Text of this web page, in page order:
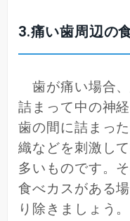
3.痛い歯周辺の
歯が痛い場合
詰まって中の神
歯の間に詰まっ
織などを刺激し
多いものです。
食べカスがある
り除きましょう